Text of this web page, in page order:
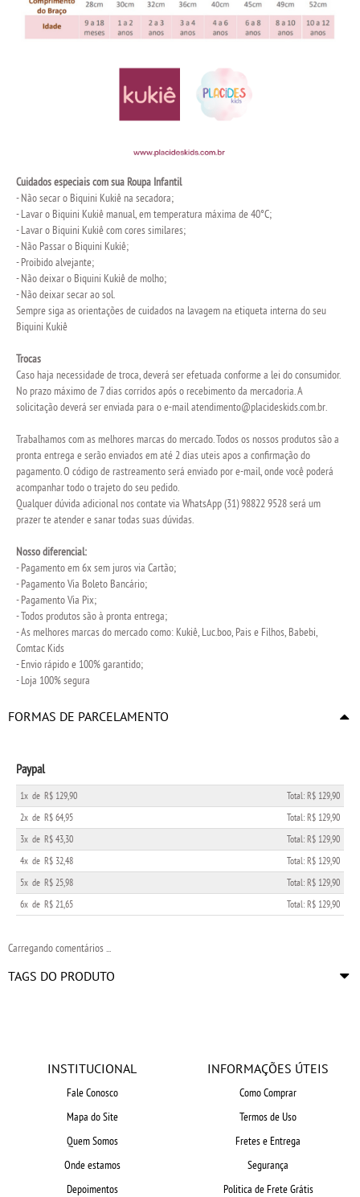
Cuidados especiais com sua Roupa Infantil
- Não secar o Biquini Kukiê na secadora;
- Lavar o Biquini Kukiê manual, em temperatura máxima de 40°C;
- Lavar o Biquini Kukiê com cores similares;
- Não Passar o Biquini Kukiê;
- Proibido alvejante;
- Não deixar o Biquini Kukiê de molho;
- Não deixar secar ao sol.
Sempre siga as orientações de cuidados na lavagem na etiqueta interna do seu
Biquini Kukiê
Trocas
Caso haja necessidade de troca, deverá ser efetuada conforme a lei do consumidor.
No prazo máximo de 7 dias corridos após o recebimento da mercadoria. A
solicitação deverá ser enviada para o e-mailatendimento@placideskids.com.br.
Trabalhamos com as melhores marcas do mercado. Todos os nossos produtos são a
pronta entrega e serão enviados em até 2 dias uteis apos a confirmação do
pagamento. O código de rastreamento será enviado por e-mail, onde você poderá
acompanhar todo o trajeto do seu pedido.
Qualquer dúvida adicional nos contate via WhatsApp (31) 98822 9528 será um
prazer te atender e sanar todas suas dúvidas.
Nosso diferencial:
- Pagamento em 6x sem juros via Cartão;
- Pagamento Via Boleto Bancário;
- Pagamento Via Pix;
- Todos produtos são à pronta entrega;
- As melhores marcas do mercado como: Kukiê, Luc.boo, Pais e Filhos, Babebi,
Comtac Kids
- Envio rápido e 100% garantido;
- Loja 100% segura
FORMAS DE PARCELAMENTO
Paypal
1x de R$ 129,90
Total: R$ 129,90
2x de R$ 64,95
Total: R$ 129,90
3x de R$ 43,30
Total: R$ 129,90
4x de R$ 32,48
Total: R$ 129,90
5x de R$ 25,98
Total: R$ 129,90
6x de R$ 21,65 Total: R$ 129,90
Carregando comentários ...
TAGS DO PRODUTO
INSTITUCIONAL
Fale Conosco
Mapa do Site
Quem Somos
Onde estamos
Depoimentos
INFORMAÇÕES ÚTEIS
Como Comprar
Termos de Uso
Fretes e Entrega
Segurança
Politica de Frete Grátis